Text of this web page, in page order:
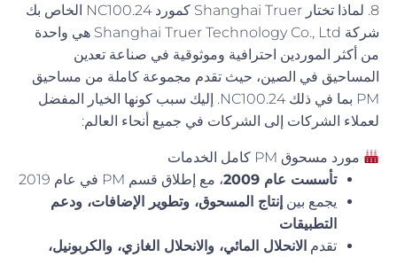
8. لماذا تختار Shanghai Truer كمورد NC100.24 الخاص بك
شركة Shanghai Truer Technology Co., Ltd هي واحدة
من أكثر الموردين احترافية وموثوقية في صناعة تعدين
المساحيق في الصين، حيث تقدم مجموعة كاملة من مساحيق
PM بما في ذلك NC100.24. إليك سبب كونها الخيار المفضل
لعملاء الشركات إلى الشركات في جميع أنحاء العالم:
مورد مسحوق PM كامل الخدمات
تأسست عام 2009
، مع إطلاق قسم PM في عام 2019
يجمع بين إنتاج المسحوق، وتطوير الإضافات، ودعم
التطبيقات
تقدم الانحلال المائي، والانحلال الغازي، والكربونيل،